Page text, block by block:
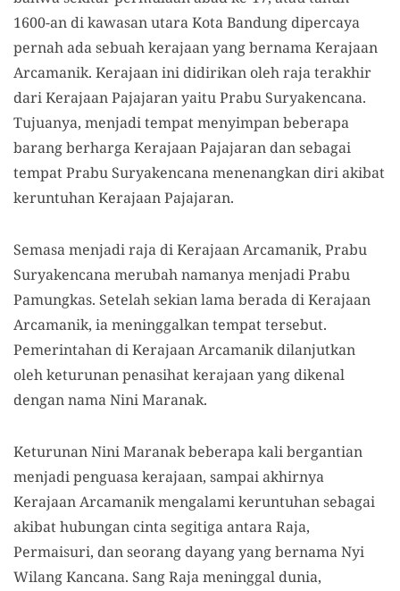
1600-an di kawasan utara Kota Bandung dipercaya
pernah ada sebuah kerajaan yang bernama Kerajaan
Arcamanik. Kerajaan ini didirikan oleh raja terakhir
dari Kerajaan Pajajaran yaitu Prabu Suryakencana.
Tujuanya, menjadi tempat menyimpan beberapa
barang berharga Kerajaan Pajajaran dan sebagai
tempat Prabu Suryakencana menenangkan diri akibat
keruntuhan Kerajaan Pajajaran.
Semasa menjadi raja di Kerajaan Arcamanik, Prabu
Suryakencana merubah namanya menjadi Prabu
Pamungkas. Setelah sekian lama berada di Kerajaan
Arcamanik, ia meninggalkan tempat tersebut.
Pemerintahan di Kerajaan Arcamanik dilanjutkan
oleh keturunan penasihat kerajaan yang dikenal
dengan nama Nini Maranak.
Keturunan Nini Maranak beberapa kali bergantian
menjadi penguasa kerajaan, sampai akhirnya
Kerajaan Arcamanik mengalami keruntuhan sebagai
akibat hubungan cinta segitiga antara Raja,
Permaisuri, dan seorang dayang yang bernama Nyi
Wilang Kancana. Sang Raja meninggal dunia,